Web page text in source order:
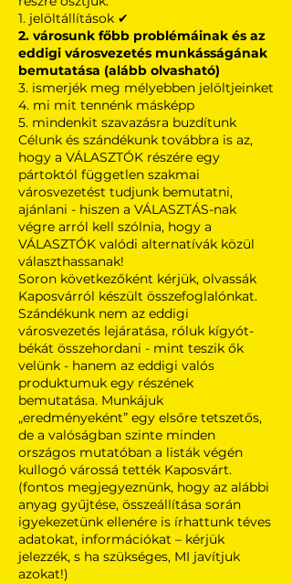
1. jelöltállítások ✔
2. városunk főbb problémáinak és az
eddigi városvezetés munkásságának
bemutatása (alább olvasható)
3. ismerjék meg mélyebben jelöltjeinket
4. mi mit tennénk másképp
5. mindenkit szavazásra buzdítunk
Célunk és szándékunk továbbra is az,
hogy a VÁLASZTÓK részére egy
pártoktól független szakmai
városvezetést tudjunk bemutatni,
ajánlani - hiszen a VÁLASZTÁS-nak
végre arról kell szólnia, hogy a
VÁLASZTÓK valódi alternatívák közül
választhassanak!
Soron következőként kérjük, olvassák
Kaposvárról készült összefoglalónkat.
Szándékunk nem az eddigi
városvezetés lejáratása, róluk kígyót-
békát összehordani - mint teszik ők
velünk - hanem az eddigi valós
produktumuk egy részének
bemutatása. Munkájuk
„eredményeként” egy elsőre tetszetős,
de a valóságban szinte minden
országos mutatóban a listák végén
kullogó várossá tették Kaposvárt.
(fontos megjegyeznünk, hogy az alábbi
anyag gyűjtése, összeállítása során
igyekezetünk ellenére is írhattunk téves
adatokat, információkat – kérjük
jelezzék, s ha szükséges, MI javítjuk
azokat!)